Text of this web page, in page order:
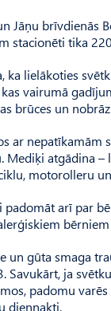
Jāņu brīvdienās
stacionēti tika
ka lielākoties
vairumā
brūces un
ar nepatīkamām
Mediķi atgādina –
motorolleru
padomāt arī par
un gūta smaga
Savukārt, ja
padomu
diennakti.